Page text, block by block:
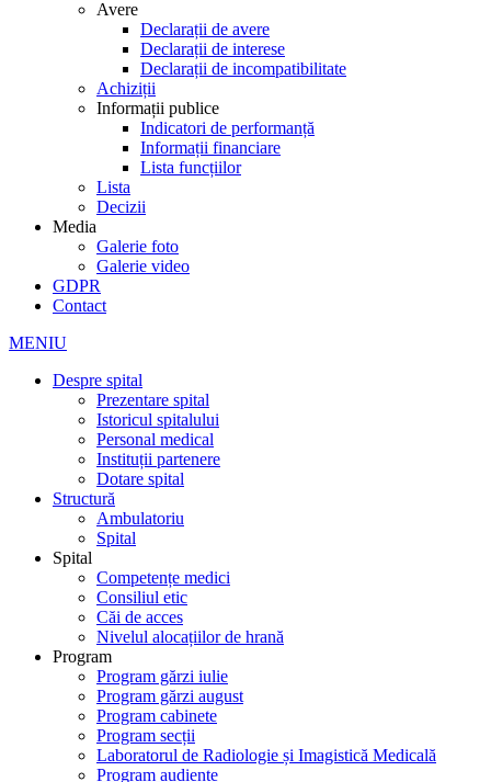
Avere
Declarații de avere
Declarații de interese
Declarații de incompatibilitate
Achiziții
Informații publice
Indicatori de performanță
Informații financiare
Lista funcțiilor
Lista
Decizii
Media
Galerie foto
Galerie video
GDPR
Contact
MENIU
Despre spital
Prezentare spital
Istoricul spitalului
Personal medical
Instituții partenere
Dotare spital
Structură
Ambulatoriu
Spital
Spital
Competențe medici
Consiliul etic
Căi de acces
Nivelul alocațiilor de hrană
Program
Program gărzi iulie
Program gărzi august
Program cabinete
Program secții
Laboratorul de Radiologie și Imagistică Medicală
Program audiențe